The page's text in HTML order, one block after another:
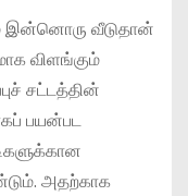
இன்னொரு வீடுதான்
விளங்கும்
சட்டத்தின்
பயன்பட
அதற்காக